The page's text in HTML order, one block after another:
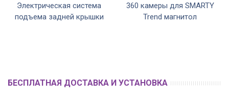
Электрическая система
подъема задней крышки
360 камеры для SMARTY
Trend магнитол
БЕСПЛАТНАЯ ДОСТАВКА И УСТАНОВКА